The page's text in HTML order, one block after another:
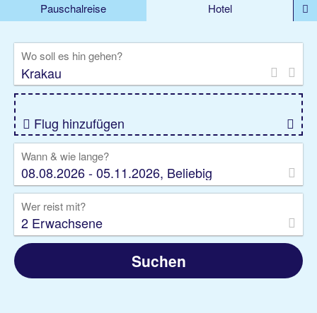
Pauschalreise
Hotel
Kreuzfahrten
Rundreisen
Privattransfer
Zusatzleistungen
Wo soll es hin gehen?
Flug hinzufügen
Wann & wie lange?
08.08.2026 - 05.11.2026, Beliebig
Wer reist mit?
2 Erwachsene
Suchen